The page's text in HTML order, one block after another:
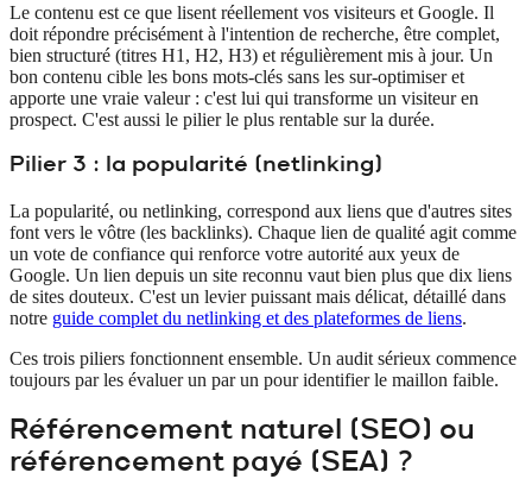
Le contenu est ce que lisent réellement vos visiteurs et Google. Il
doit répondre précisément à l'intention de recherche, être complet,
bien structuré (titres H1, H2, H3) et régulièrement mis à jour. Un
bon contenu cible les bons mots-clés sans les sur-optimiser et
apporte une vraie valeur : c'est lui qui transforme un visiteur en
prospect. C'est aussi le pilier le plus rentable sur la durée.
Pilier 3 : la popularité (netlinking)
La popularité, ou netlinking, correspond aux liens que d'autres sites
font vers le vôtre (les backlinks). Chaque lien de qualité agit comme
un vote de confiance qui renforce votre autorité aux yeux de
Google. Un lien depuis un site reconnu vaut bien plus que dix liens
de sites douteux. C'est un levier puissant mais délicat, détaillé dans
notre guide complet du netlinking et des plateformes de liens.
Ces trois piliers fonctionnent ensemble. Un audit sérieux commence
toujours par les évaluer un par un pour identifier le maillon faible.
Référencement naturel (SEO) ou
référencement payé (SEA) ?